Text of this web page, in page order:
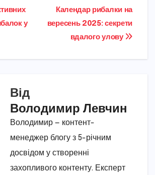
Календар рибалки на
вересень 2025: секрети
вдалого улову
у
Від
Володимир Левчин
Володимир — контент-
менеджер блогу з 5-річним
досвідом у створенні
захопливого контенту. Експерт